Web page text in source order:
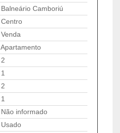
Balneário Camboriú
Centro
Venda
Apartamento
2
1
2
1
Não informado
Usado